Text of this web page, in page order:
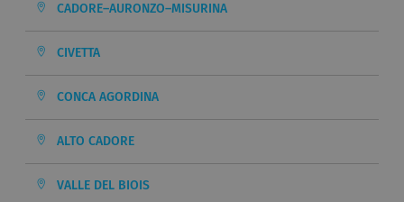
CADORE–AURONZO–MISURINA
CIVETTA
CONCA AGORDINA
ALTO CADORE
VALLE DEL BIOIS